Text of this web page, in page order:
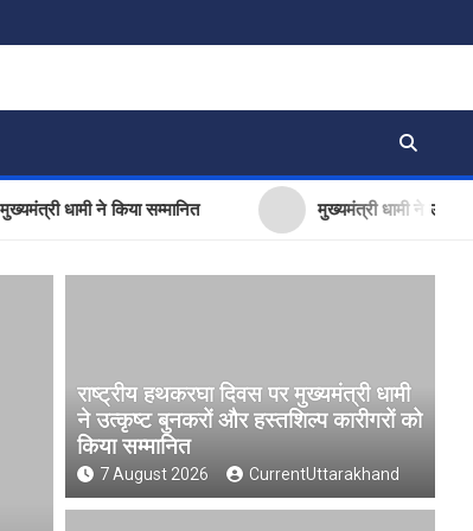
ने किया सम्मानित मुख्यमंत्री धामी ने उत्तराखंड
राष्ट्रीय हथकरघा दिवस पर मुख्यमंत्री धामी
ने उत्कृष्ट बुनकरों और हस्तशिल्प कारीगरों को
किया सम्मानित
7 August 2026 CurrentUttarakhand